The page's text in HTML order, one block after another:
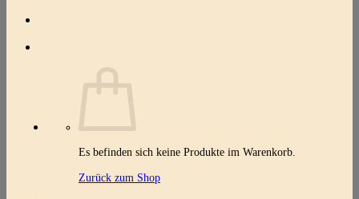
Es befinden sich keine Produkte im Warenkorb.
Zurück zum Shop